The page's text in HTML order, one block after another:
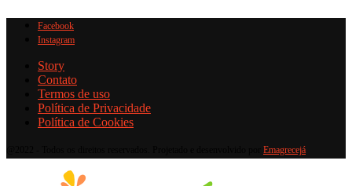
Facebook
Instagram
Story
Contato
Termos de uso
Política de Privacidade
Política de Cookies
Emagrecejá